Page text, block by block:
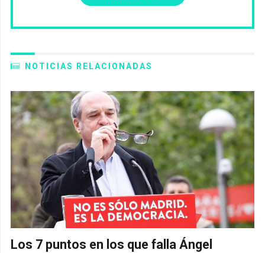
NOTICIAS RELACIONADAS
Los 7 puntos en los que falla Ángel